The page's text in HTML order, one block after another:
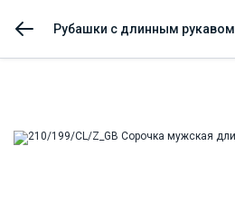
Рубашки с длинным рукавом